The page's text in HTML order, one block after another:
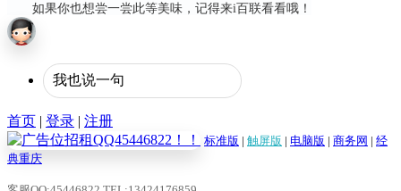
如果你也想尝一尝此等美味，记得来i百联看看哦！
首页 | 登录 | 注册
标准版 | 触屏版 | 电脑版 | 商务网 | 经
典重庆